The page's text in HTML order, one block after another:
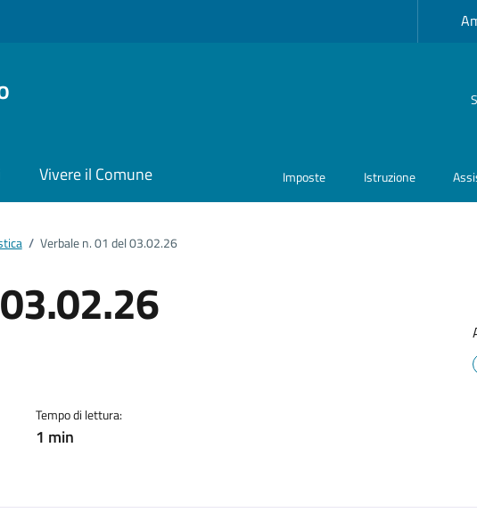
Vivere il Comune Imposte Istruzione
/ Verbale n. 01 del 03.02.26
Tempo di lettura:
1 min